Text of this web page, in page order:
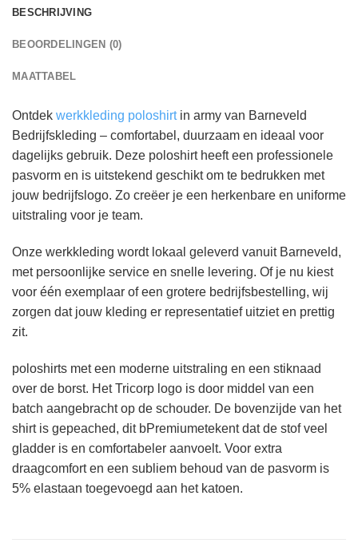
BESCHRIJVING
BEOORDELINGEN (0)
MAATTABEL
Ontdek werkkleding poloshirtin army van Barneveld
Bedrijfskleding – comfortabel, duurzaam en ideaal voor
dagelijks gebruik. Deze poloshirt heeft een professionele
pasvorm en is uitstekend geschikt om te bedrukken met
jouw bedrijfslogo. Zo creëer je een herkenbare en uniforme
uitstraling voor je team.
Onze werkkleding wordt lokaal geleverd vanuit Barneveld,
met persoonlijke service en snelle levering. Of je nu kiest
voor één exemplaar of een grotere bedrijfsbestelling, wij
zorgen dat jouw kleding er representatief uitziet en prettig
zit.
poloshirts met een moderne uitstraling en een stiknaad
over de borst. Het Tricorp logo is door middel van een
batch aangebracht op de schouder. De bovenzijde van het
shirt is gepeached, dit bPremiumetekent dat de stof veel
gladder is en comfortabeler aanvoelt. Voor extra
draagcomfort en een subliem behoud van de pasvorm is
5% elastaan toegevoegd aan het katoen.